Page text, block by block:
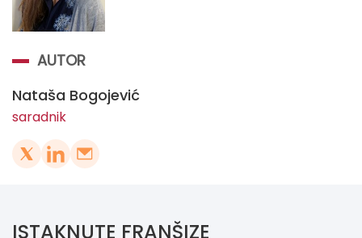
AUTOR
Nataša Bogojević
saradnik
ISTAKNUTE FRANŠIZE